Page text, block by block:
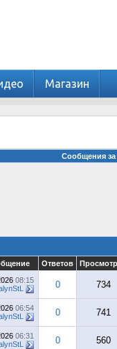
Магазин
Сообщения за
Ответов
08:15
0 734
06:54
0 741
06:31
0 560